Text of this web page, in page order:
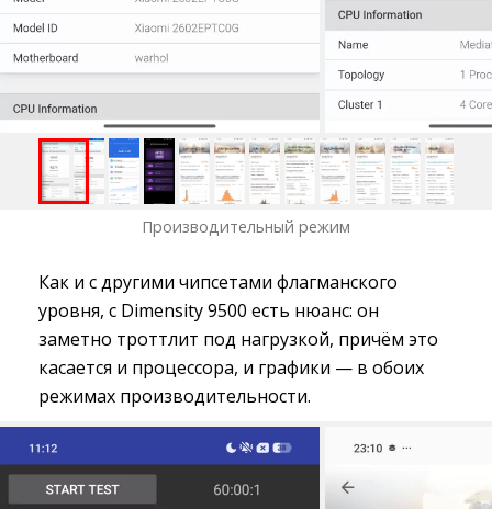
Производительный режим
Как и с другими чипсетами флагманского
уровня, с Dimensity 9500 есть нюанс: он
заметно троттлит под нагрузкой, причём это
касается и процессора, и графики — в обоих
режимах производительности.